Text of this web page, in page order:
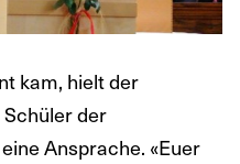
kam, hielt der
der
Ansprache. «Euer